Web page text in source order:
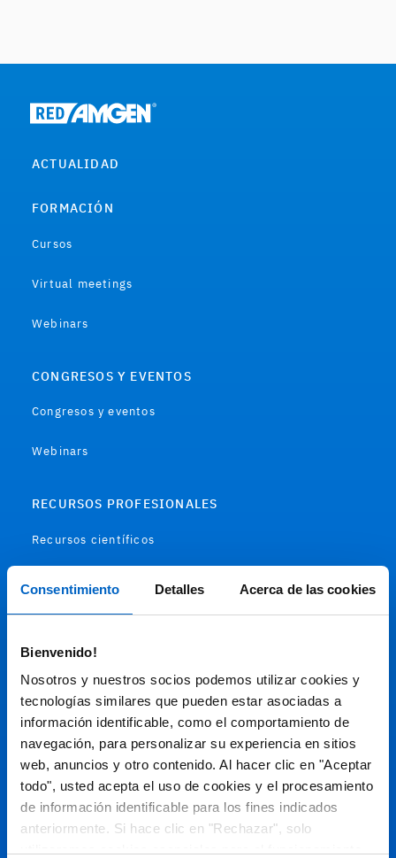
Consentimiento Detalles Acerca de las cookies
Bienvenido!
Nosotros y nuestros socios podemos utilizar cookies y
tecnologías similares que pueden estar asociadas a
información identificable, como el comportamiento de
navegación, para personalizar su experiencia en sitios
web, anuncios y otro contenido. Al hacer clic en "Aceptar
todo", usted acepta el uso de cookies y el procesamiento
de información identificable para los fines indicados
anteriormente. Si hace clic en "Rechazar", solo
ACTUALIDAD
FORMACIÓN
Cursos
Virtual meetings
Webinars
CONGRESOS Y EVENTOS
Congresos y eventos
Webinars
RECURSOS PROFESIONALES
Recursos científicos
Audiovisual
Espacio de Información Médica
Este sitio web está orientado a profesionales sanitarios de
España.
SC-ES-CP-00099, SC-ES-CP-00101, SC-ES-AMG145-00103, SC-
ES-CP-00064, SC-ES-CP-00007, SC-ES-CP-00100, SC-ES-
AMG145-00544
Fecha de actualización AGOSTO 2026